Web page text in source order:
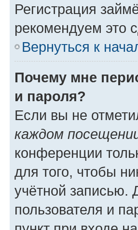
Регистрация
рекомендуем это
Вернуться к
Почему мне
и пароля?
Если вы не
каждом
конференции
для того, чтобы
учётной записью.
пользователя и